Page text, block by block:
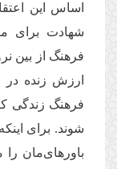
اساس این
شهادت برای
فرهنگ از بین
ارزش زنده در
فرهنگ زندگی
شوند. برای
باورهای‌مان